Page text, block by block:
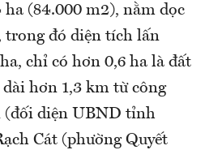
ha (84.000 m2), nằm dọc
trong đó diện tích lấn
chỉ có hơn 0,6 ha là đất
hơn 1,3 km từ công
(đối diện UBND tỉnh
Cát (phường Quyết